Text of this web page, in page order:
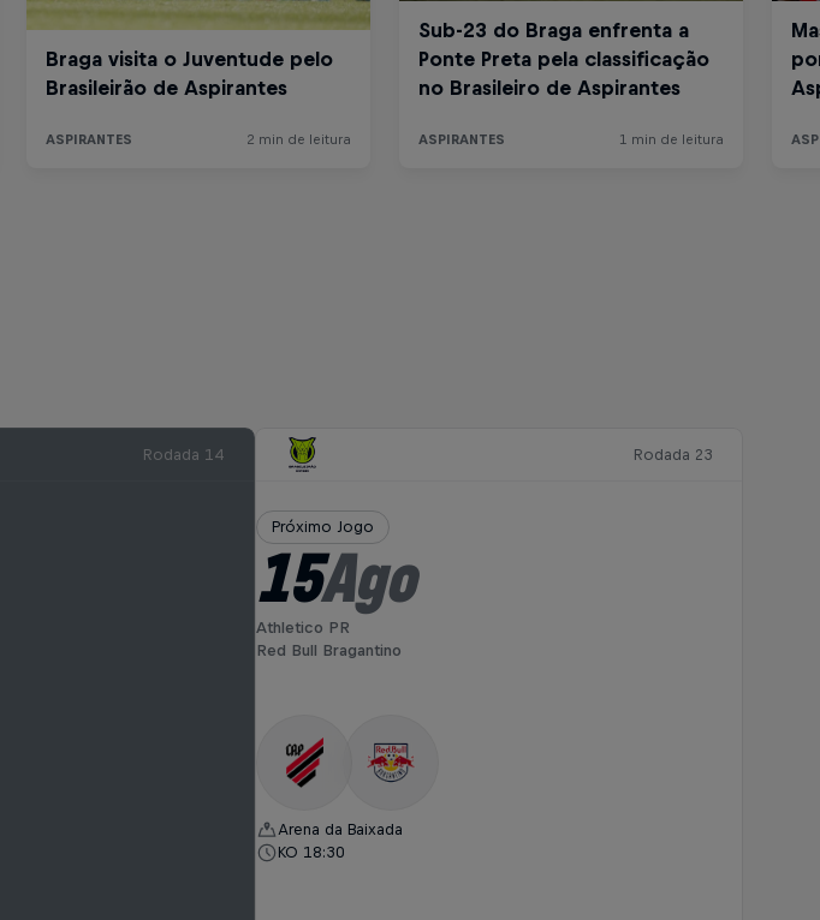
Rodada 14 Rodada 23
Próximo Jogo
15Ago
Athletico PR
Red Bull Bragantino
Arena da Baixada
KO 18:30